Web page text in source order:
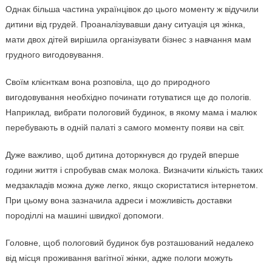
Однак більша частина українцівок до цього моменту ж відучили
дитини від грудей. Проаналізувавши дану ситуація ця жінка,
мати двох дітей вирішила організувати бізнес з навчання мам
грудного вигодовування.
Своїм клієнткам вона розповіла, що до природного
вигодовування необхідно починати готуватися ще до пологів.
Наприклад, вибрати пологовий будинок, в якому мама і малюк
перебувають в одній палаті з самого моменту появи на світ.
Дуже важливо, щоб дитина доторкнувся до грудей вперше
години життя і спробував смак молока. Визначити кількість таких
медзакладів можна дуже легко, якщо скористатися інтернетом.
При цьому вона зазначила адреси і можливість доставки
породіллі на машині швидкої допомоги.
Головне, щоб пологовий будинок був розташований недалеко
від місця проживання вагітної жінки, адже пологи можуть